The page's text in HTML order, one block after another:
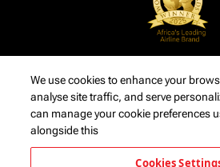
We use cookies to enhance your
analyse site traffic, and serve
can manage your cookie preferences
alongside this
Cookies